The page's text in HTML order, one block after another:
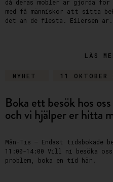
då deras möbler är gjorda
med få människor att sitta
det än de flesta. Eilersen
LÄS
NYHET 11 OKTOBER
Boka ett besök hos
och vi hjälper er hitta
Mån-Tis – Endast tidsbokade
11:00-14:00 Vill ni besöka
problem, boka en tid här.